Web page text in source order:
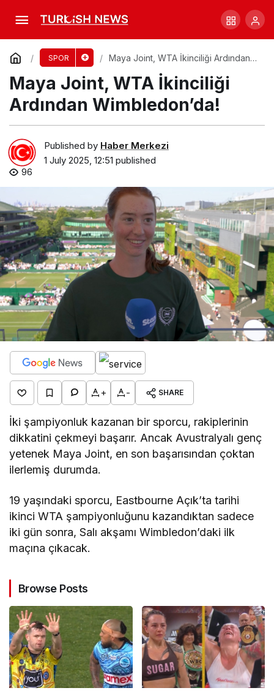
SPOR
Maya Joint, WTA İkinciliği Ardından
Maya Joint, WTA İkinciliği
Ardından Wimbledon’da!
Published by Haber Merkezi
1 July 2025, 12:51 published
96
+ - SHARE
İki şampiyonluk kazanan bir sporcu, rakiplerinin
dikkatini çekmeyi başarır. Ancak Avustralyalı genç
yetenek Maya Joint, en son başarısından çoktan
ilerlemiş durumda.
19 yaşındaki sporcu, Eastbourne Açık’ta tarihi
ikinci WTA şampiyonluğunu kazandıktan sadece
iki gün sonra, Salı akşamı Wimbledon’daki ilk
maçına çıkacak.
Browse Posts
NSW’nin Rahat Zaferi Tehditte: Queensland
Rüzgarı
Comment